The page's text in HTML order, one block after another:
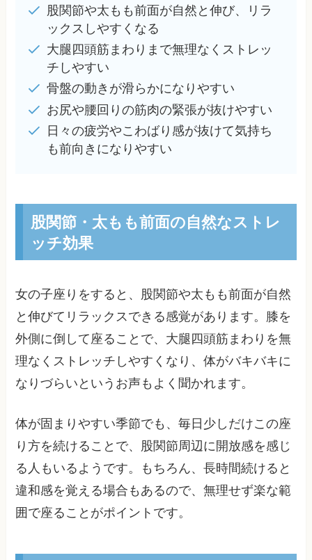
股関節や太もも前面が自然と伸び、リラ
ックスしやすくなる
大腿四頭筋まわりまで無理なくストレッ
チしやすい
骨盤の動きが滑らかになりやすい
お尻や腰回りの筋肉の緊張が抜けやすい
日々の疲労やこわばり感が抜けて気持ち
も前向きになりやすい
股関節・太もも前面の自然なストレ
ッチ効果
女の子座りをすると、股関節や太もも前面が自然
と伸びてリラックスできる感覚があります。膝を
外側に倒して座ることで、大腿四頭筋まわりを無
理なくストレッチしやすくなり、体がバキバキに
なりづらいというお声もよく聞かれます。
体が固まりやすい季節でも、毎日少しだけこの座
り方を続けることで、股関節周辺に開放感を感じ
る人もいるようです。もちろん、長時間続けると
違和感を覚える場合もあるので、無理せず楽な範
囲で座ることがポイントです。